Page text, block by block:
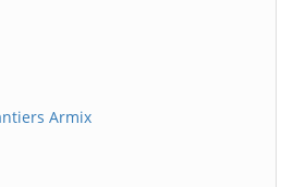
Armix